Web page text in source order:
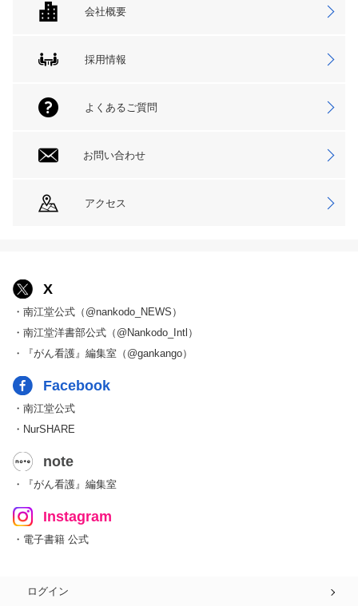
会社概要
採用情報
よくあるご質問
お問い合わせ
アクセス
X
・南江堂公式（@nankodo_NEWS）
・南江堂洋書部公式（@Nankodo_Intl）
・『がん看護』編集室（@gankango）
Facebook
・南江堂公式
・NurSHARE
note
・『がん看護』編集室
Instagram
・電子書籍 公式
ログイン